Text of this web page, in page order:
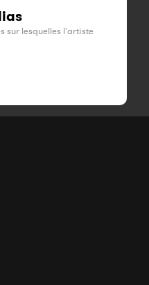
sur lesquelles l'artiste